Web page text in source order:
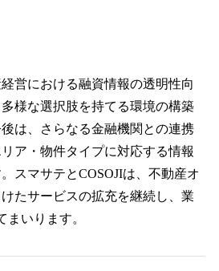
営における融資情報の透明性向
多様な選択肢を持てる環境の構築
は、さらなる金融機関との連携
ア・物件タイプに対応する情報
スマサテとCOSOJIは、不動産オ
たサービスの拡充を継続し、業
いります。